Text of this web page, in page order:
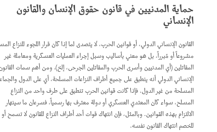
حماية المدنيين في قانون حقوق الإنسان والقانون
الإنساني
القانون الإنساني الدولي، أو قوانين الحرب، لا يتصدى لما إذا كان قرار اللجوء للنزاع المسلح
مشروعاً أو مُبرراً، بل هو معني بأساليب وسبل إجراء العمليات العسكرية ومعاملة غير
المقاتلين (أي المدنيين وأسرى الحرب والمقاتلين الجرحى، إلخ). ومن أهم سمات القانون
الإنساني الدولي أنه ينطبق على جميع أطراف النزاعات المسلحة، أي على الدول والجماعات
المسلحة من غير الدول. فإذا كانت قوانين الحرب تنطبق على طرف واحد من النزاع
المسلح، سواء كان المعتدي العسكري أو دولة معترف بها رسمياً، فسرعان ما سينهار
الالتزام بهذه القوانين. وبالمثل، فإن انتهاك قوات أحد أطراف النزاع للقانون لا تسمح أو تبرر
للخصم انتهاك القانون نفسه.